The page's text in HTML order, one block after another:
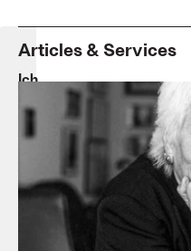
Ich
keine
Heldin
Ponte
Klappenbroschur.
Articles & Services